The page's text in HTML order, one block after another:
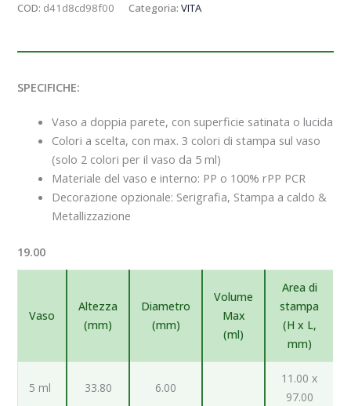
COD: d41d8cd98f00 Categoria:VITA
SPECIFICHE:
Vaso a doppia parete, con superficie satinata o lucida
Colori a scelta, con max. 3 colori di stampa sul vaso
(solo 2 colori per il vaso da 5 ml)
Materiale del vaso e interno: PP o 100% rPP PCR
Decorazione opzionale: Serigrafia, Stampa a caldo &
Metallizzazione
19.00
Vaso
Altezza
(mm)
Diametro
(mm)
Volume
Max
(ml)
Area di
stampa
(H x L,
mm)
5 ml 33.80 6.00
11.00 x
97.00